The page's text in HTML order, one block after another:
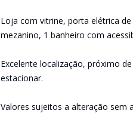
Loja com vitrine, porta elétrica
mezanino, 1 banheiro com
Excelente localização, próximo
estacionar.
Valores sujeitos a alteração sem